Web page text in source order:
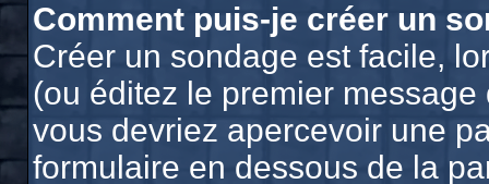
Comment puis-je créer un
Créer un sondage est facile,
(ou éditez le premier
vous devriez apercevoir une
formulaire en dessous de la